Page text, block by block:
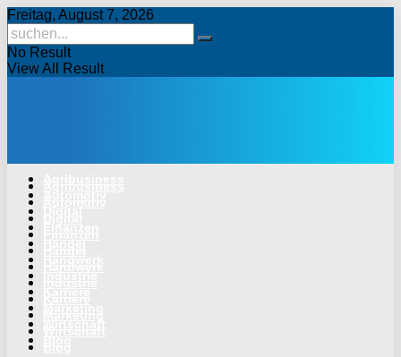
Freitag, August 7, 2026
No Result
View All Result